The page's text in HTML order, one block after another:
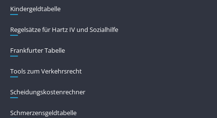
Kindergeldtabelle
Regelsätze für Hartz IV und Sozialhilfe
Frankfurter Tabelle
Tools zum Verkehrsrecht
Scheidungskostenrechner
Schmerzensgeldtabelle